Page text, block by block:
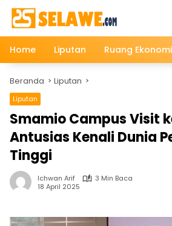
Langsung
konten
Home
Liputan Ruang Ekonomi
Beranda Liputan
Liputan
Smamio Campus Visit
Antusias Kenali Dunia
Tinggi
Ichwan Arif
3 Min Baca
18 April 2025